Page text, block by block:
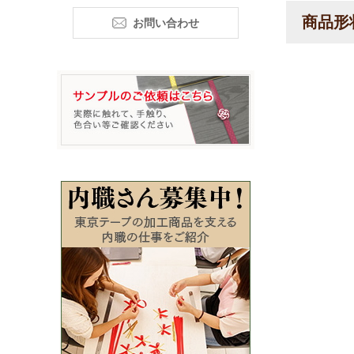
商品形
お問い合わせ